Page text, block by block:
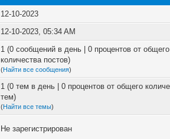
12-10-2023
12-10-2023, 05:34 AM
1 (0 сообщений в день | 0 процентов от общего
количества постов)
(Найти все сообщения)
1 (0 тем в день | 0 процентов от общего
тем)
(Найти все темы)
Не зарегистрирован